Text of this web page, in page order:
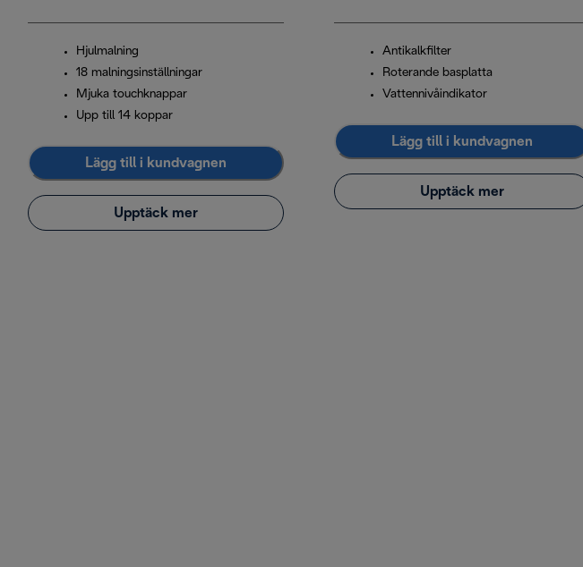
Hjulmalning
18 malningsinställningar
Mjuka touchknappar
Upp till 14 koppar
Lägg till i kundvagnen
Upptäck mer
Antikalkfilter
Roterande basplatta
Vattennivåindikator
Lägg till i kundvagnen
Upptäck mer